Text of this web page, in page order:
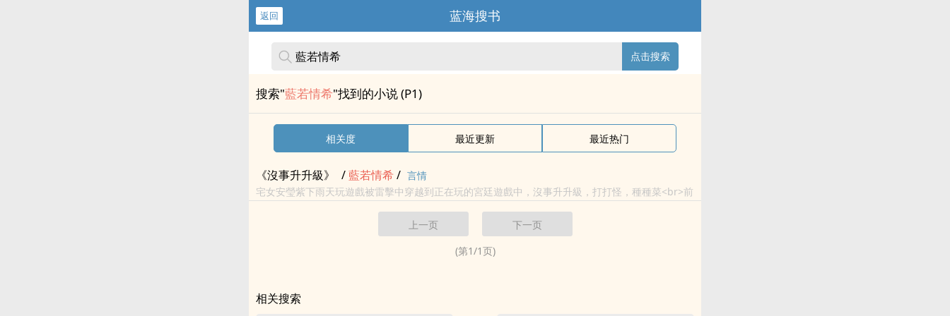
返回 蓝海搜书
点击搜索
搜索"藍若情希"找到的小说 (P1)
相关度 最近更新 最近热门
《沒事升升級》 /藍若情希/ 言情
宅女安瑩紫下雨天玩遊戲被雷擊中穿越到正在玩的宮廷遊戲中，沒事升升級，打打怪，種種菜<br>前
方即將進入雷區，請自帶避雷<br><br>內容標籤： 強強 遊戲網遊 爽文 升級流
上一页
下一页
(第1/1页)
相关搜索